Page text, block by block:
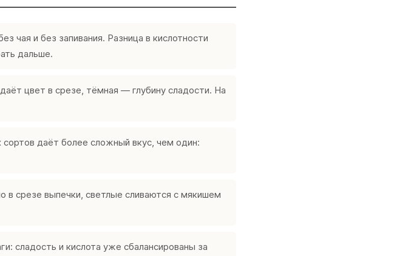
чая и без запивания. Разница в кислотности
дальше.
цвет в срезе, тёмная — глубину сладости. На
даёт более сложный вкус, чем один:
в срезе выпечки, светлые сливаются с мякишем
сладость и кислота уже сбалансированы за